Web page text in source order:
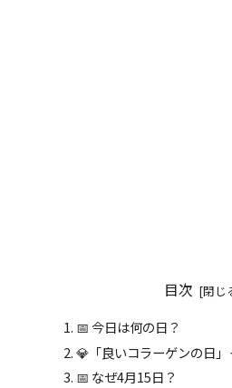
目次
📅 今日は何の日？
💎「良いコラーゲンの日」
📅 なぜ4月15日？